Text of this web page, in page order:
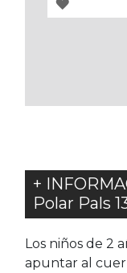
+
Polar Pals
Los niños de 2
apuntar al